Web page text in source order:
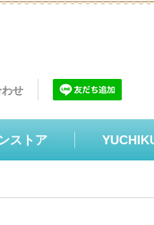
ストア
せ